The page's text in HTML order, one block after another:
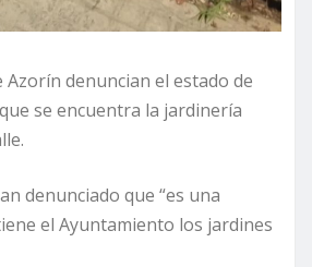
Azorín denuncian el estado de
se encuentra la jardinería
denunciado que “es una
el Ayuntamiento los jardines